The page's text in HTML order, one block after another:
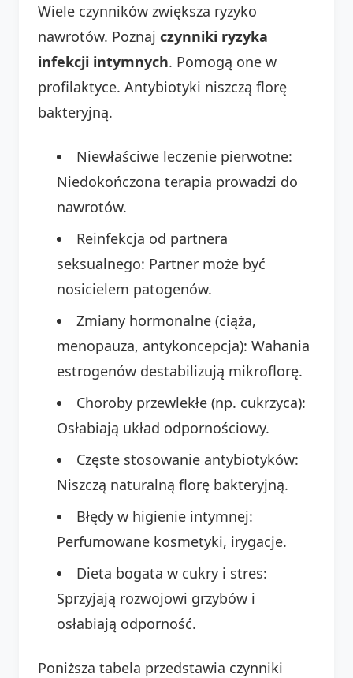
Wiele czynników zwiększa ryzyko
nawrotów. Poznaj czynniki ryzyka
infekcji intymnych. Pomogą one w
profilaktyce. Antybiotyki niszczą florę
bakteryjną.
Niewłaściwe leczenie pierwotne:
Niedokończona terapia prowadzi do
nawrotów.
Reinfekcja od partnera
seksualnego: Partner może być
nosicielem patogenów.
Zmiany hormonalne (ciąża,
menopauza, antykoncepcja): Wahania
estrogenów destabilizują mikroflorę.
Choroby przewlekłe (np. cukrzyca):
Osłabiają układ odpornościowy.
Częste stosowanie antybiotyków:
Niszczą naturalną florę bakteryjną.
Błędy w higienie intymnej:
Perfumowane kosmetyki, irygacje.
Dieta bogata w cukry i stres:
Sprzyjają rozwojowi grzybów i
osłabiają odporność.
Poniższa tabela przedstawia czynniki